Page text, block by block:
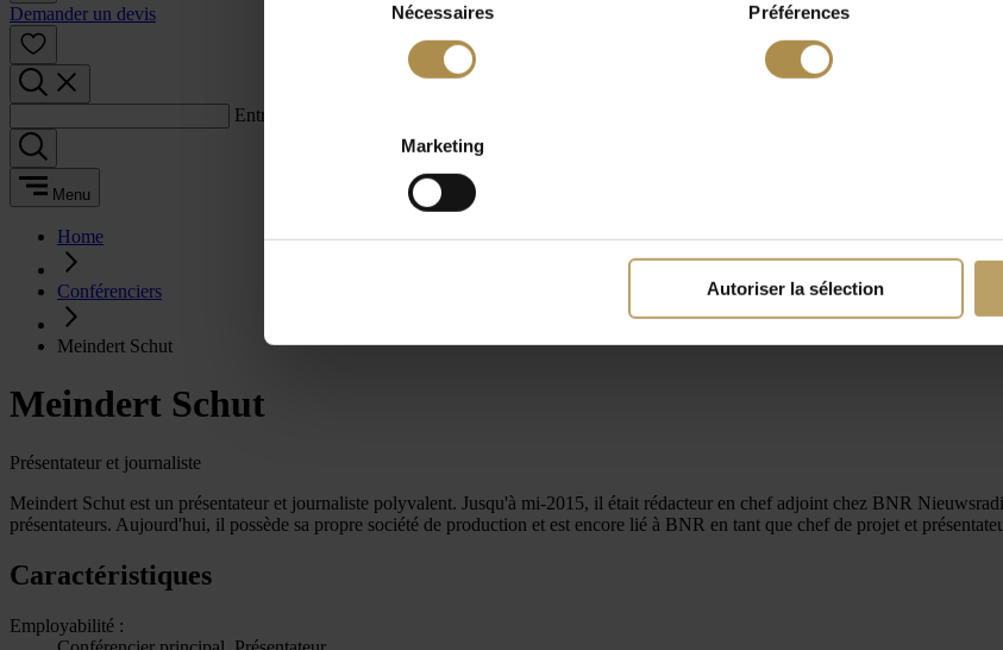
Nécessaires Préférences
Marketing
Autoriser la sélection
Demander un devis
Entrez un terme de recherche :
Menu
Home
Conférenciers
Meindert Schut
Meindert Schut
Présentateur et journaliste
Meindert Schut est un présentateur et journaliste polyvalent. Jusqu'à mi-2015, il était rédacteur en chef adjoint chez BNR
présentateurs. Aujourd'hui, il possède sa propre société de production et est encore lié à BNR en tant que chef de projet et
Caractéristiques
Employabilité :